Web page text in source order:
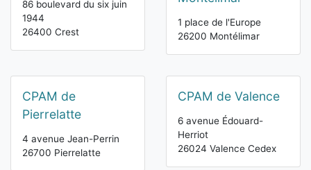
86 boulevard du six juin
1944
26400 Crest
1 place de l'Europe
26200 Montélimar
CPAM de
Pierrelatte
4 avenue Jean-Perrin
26700 Pierrelatte
CPAM de Valence
6 avenue Édouard-
Herriot
26024 Valence Cedex